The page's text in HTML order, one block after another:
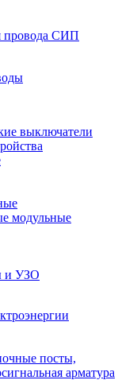
провода СИП
выключатели
модульные
и УЗО
посты,
арматура